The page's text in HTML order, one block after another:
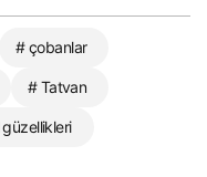
# çobanlar
# Tatvan